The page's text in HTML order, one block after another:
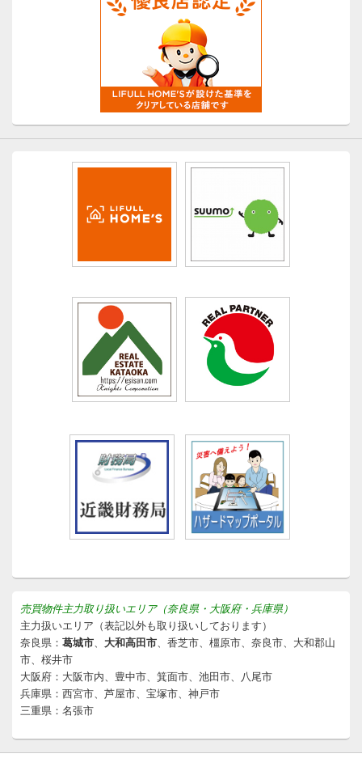
売買物件主力取り扱いエリア（奈良県・大阪府・兵庫県）
主力扱いエリア（表記以外も取り扱いしております）
奈良県： 葛城市、 大和高田市、香芝市、橿原市、奈良市、大和郡山
市、桜井市
大阪府：大阪市内、豊中市、箕面市、池田市、八尾市
兵庫県：西宮市、芦屋市、宝塚市、神戸市
三重県：名張市